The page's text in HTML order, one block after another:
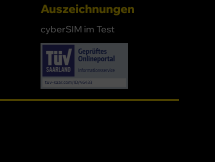
Auszeichnungen
cyberSIM im Test